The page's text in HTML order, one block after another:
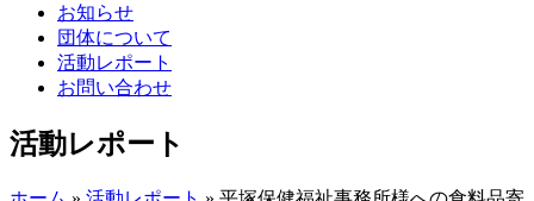
お知らせ
団体について
活動レポート
お問い合わせ
活動レポート